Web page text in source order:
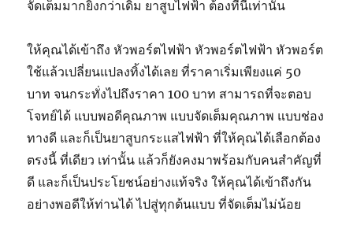
จัดเต็มมากยิ่งกว่าเดิม ยาสูบไฟฟ้า ต้องที่นี่เท่านั้น
ให้คุณได้เข้าถึง หัวพอร์ตไฟฟ้า หัวพอร์ตไฟฟ้า หัวพอร์ต
ใช้แล้วเปลี่ยนแปลงทิ้งได้เลย ที่ราคาเริ่มเพียงแค่ 50
บาท จนกระทั่งไปถึงราคา 100 บาท สามารถที่จะตอบ
โจทย์ได้ แบบพอดีคุณภาพ แบบจัดเต็มคุณภาพ แบบช่อง
ทางดี และก็เป็นยาสูบกระแสไฟฟ้า ที่ให้คุณได้เลือกต้อง
ตรงนี้ ที่เดียว เท่านั้น แล้วก็ยังคงมาพร้อมกับคนสำคัญที่
ดี และก็เป็นประโยชน์อย่างแท้จริง ให้คุณได้เข้าถึงกัน
อย่างพอดีให้ท่านได้ ไปสู่ทุกต้นแบบ ที่จัดเต็มไม่น้อย